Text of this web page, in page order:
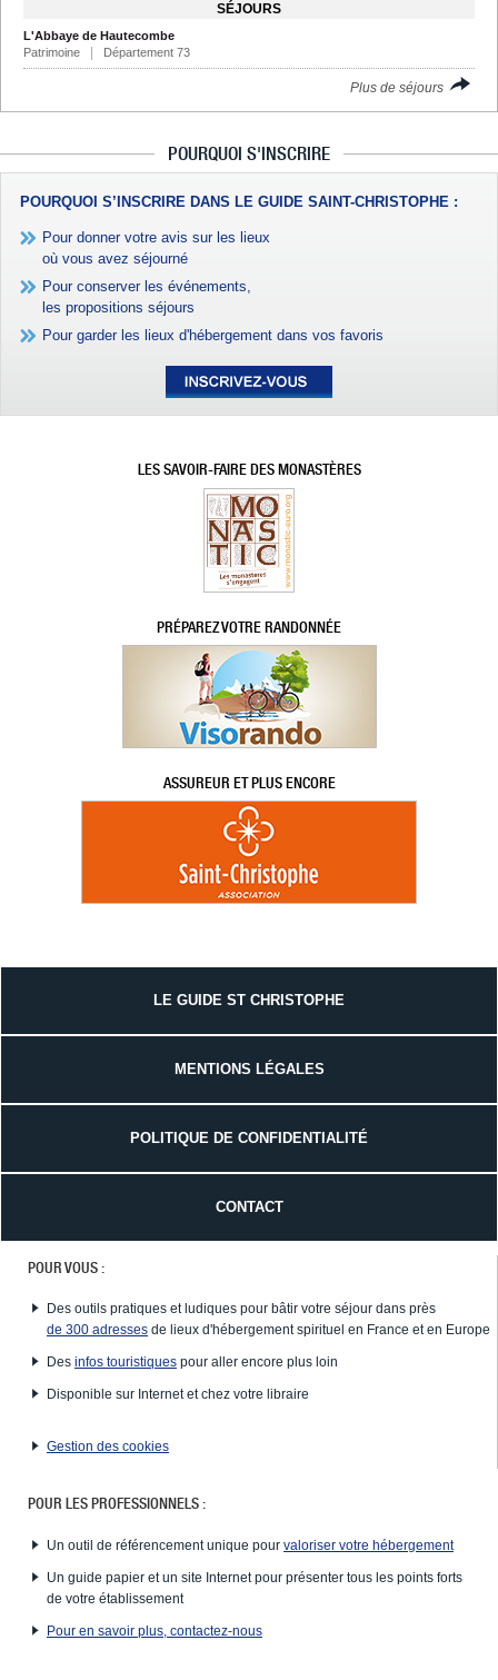
SÉJOURS
L'Abbaye de Hautecombe
Patrimoine
Département 73
Plus de séjours
POURQUOI S'INSCRIRE
POURQUOI S’INSCRIRE DANS LE GUIDE SAINT-CHRISTOPHE :
Pour donner votre avis sur les lieux
où vous avez séjourné
Pour conserver les événements,
les propositions séjours
Pour garder les lieux d'hébergement dans vos favoris
LES SAVOIR-FAIRE DES MONASTÈRES
PRÉPAREZ VOTRE RANDONNÉE
ASSUREUR ET PLUS ENCORE
LE GUIDE ST CHRISTOPHE
MENTIONS LÉGALES
POLITIQUE DE CONFIDENTIALITÉ
CONTACT
POUR VOUS :
Des outils pratiques et ludiques pour bâtir votre séjour dans près
de 300 adresses de lieux d'hébergement spirituel en France et en Europe
Des infos touristiques pour aller encore plus loin
Disponible sur Internet et chez votre libraire
Gestion des cookies
POUR LES PROFESSIONNELS :
Un outil de référencement unique pour valoriser votre hébergement
Un guide papier et un site Internet pour présenter tous les points forts
de votre établissement
Pour en savoir plus, contactez-nous